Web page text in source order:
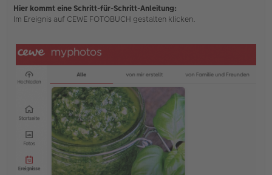
Hier kommt eine Schritt-für-Schritt-Anleitung:
Im Ereignis auf CEWE FOTOBUCH gestalten klicken.